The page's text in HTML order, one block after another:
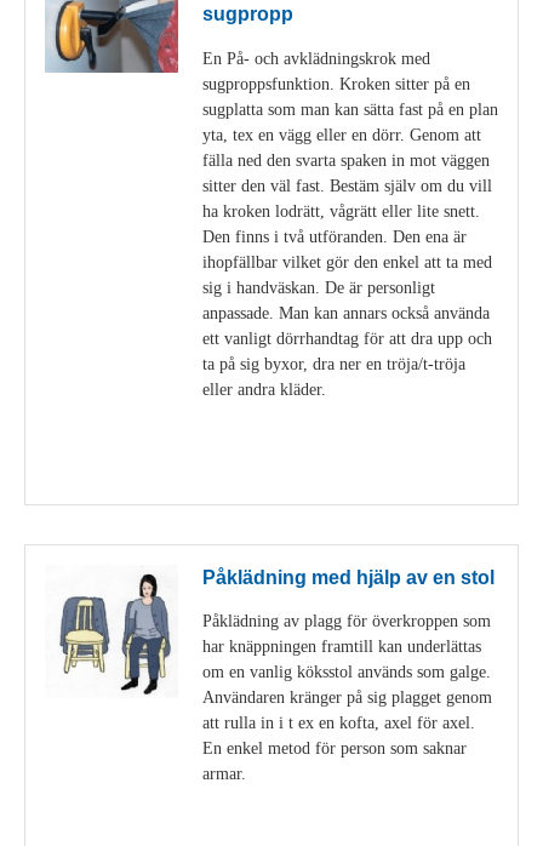
sugpropp
En På- och avklädningskrok med
sugproppsfunktion. Kroken sitter på en
sugplatta som man kan sätta fast på en plan
yta, tex en vägg eller en dörr. Genom att
fälla ned den svarta spaken in mot väggen
sitter den väl fast. Bestäm själv om du vill
ha kroken lodrätt, vågrätt eller lite snett.
Den finns i två utföranden. Den ena är
ihopfällbar vilket gör den enkel att ta med
sig i handväskan. De är personligt
anpassade. Man kan annars också använda
ett vanligt dörrhandtag för att dra upp och
ta på sig byxor, dra ner en tröja/t-tröja
eller andra kläder.
Påklädning med hjälp av en stol
Påklädning av plagg för överkroppen som
har knäppningen framtill kan underlättas
om en vanlig köksstol används som galge.
Användaren kränger på sig plagget genom
att rulla in i t ex en kofta, axel för axel.
En enkel metod för person som saknar
armar.